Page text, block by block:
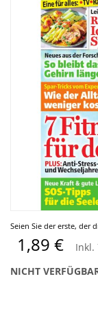
Seien Sie der erste, der
1,89 € Inkl.
NICHT
Zum
Anfang
der
Bildergalerie
springen